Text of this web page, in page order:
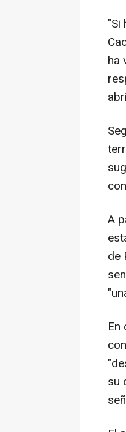
"Si
ha
A
de
En
su